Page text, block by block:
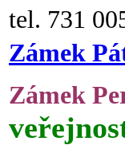
tel. 731
Zámek
Zámek